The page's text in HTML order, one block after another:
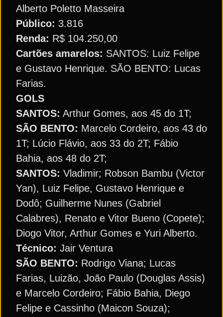
Alberto Poletto Masseira
Público: 3.816
Renda: R$ 104.250,00
Cartões amarelos: SANTOS: Luiz Felipe
e Gustavo Henrique. SÃO BENTO: Lucas
Farias.
GOLS
SANTOS: Arthur Gomes, aos 45 do 1T;
SÃO BENTO: Marcelo Cordeiro, aos 43 do
1T; Lúcio Flávio, aos 33 do 2T; Fábio
Bahia, aos 48 do 2T;
SANTOS: Vladimir; Robson Bambu (Victor
Yan), Luiz Felipe, Gustavo Henrique e
Dodô; Guilherme Nunes (Gabriel
Calabres), Renato e Vitor Bueno (Copete);
Diogo Vitor, Arthur Gomes e Yuri Alberto.
Técnico: Jair Ventura
SÃO BENTO: Rodrigo Viana; Lucas
Farias, Luizão, João Paulo (Douglas Assis)
e Marcelo Cordeiro; Fábio Bahia, Diego
Felipe e Cassinho (Maicon Souza);